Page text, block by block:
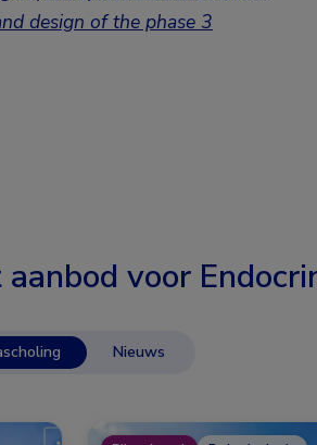
design of the phase 3
voor
Nieuws